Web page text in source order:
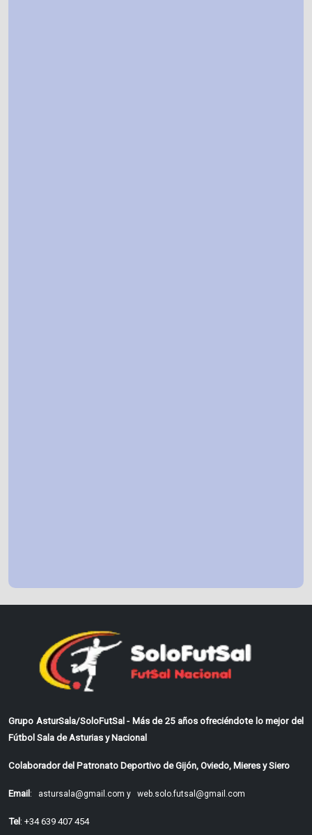
Grupo AsturSala/SoloFutSal - Más de 25 años ofreciéndote lo mejor del
Fútbol Sala de Asturias y Nacional
Colaborador del Patronato Deportivo de Gijón, Oviedo, Mieres y Siero
Email: astursala@gmail.com y web.solo.futsal@gmail.com
Tel: +34 639 407 454